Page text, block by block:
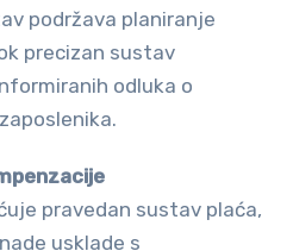
podržava planiranje
precizan sustav
odluka o
pravedan sustav plaća,
usklade s